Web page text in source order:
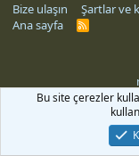
Bize ulaşın Şartlar ve
Ana sayfa
R
Bu site çerezler